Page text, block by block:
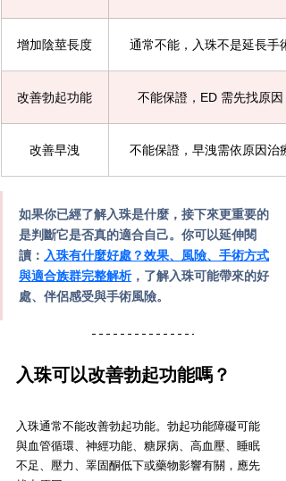
增加陰莖長度 通常不能，入珠不是延長手術
改善勃起功能 不能保證，ED 需先找原因
改善早洩 不能保證，早洩需依原因治療
如果你已經了解入珠是什麼，接下來更重要的
是判斷它是否真的適合自己。你可以延伸閱
讀： 入珠有什麼好處？效果、風險、手術方式
與適合族群完整解析，了解入珠可能帶來的好
處、伴侶感受與手術風險。
入珠可以改善勃起功能嗎？
入珠通常不能改善勃起功能。勃起功能障礙可能
與血管循環、神經功能、糖尿病、高血壓、睡眠
不足、壓力、睪固酮低下或藥物影響有關，應先